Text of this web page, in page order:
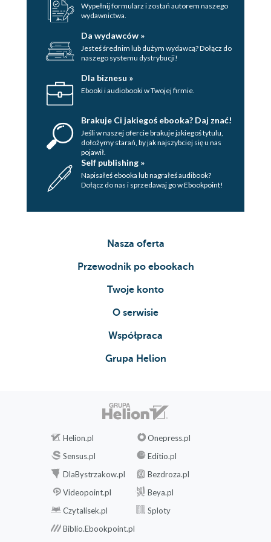
Przypadek 6 160Piśmiennictwo167Skorowidz
Wypełnij formularz i zostań autorem naszego
wydawnictwa.
Da wydawców »
Jesteś średnim lub dużym wydawcą? Dołącz do
naszego systemu dystrybucji!
Dla biznesu »
Ebooki i audiobooki w Twojej firmie.
Brakuje Ci jakiegoś ebooka? Daj znać!
Jeśli w naszej ofercie brakuje jakiegoś tytulu,
dołożymy starań, by jak najszybciej się u nas
pojawił.
Self publishing »
Napisałeś ebooka lub nagrałeś audibook?
Dołącz do nas i sprzedawaj go w Ebookpoint!
Nasza oferta
Przewodnik po ebookach
Twoje konto
O serwisie
Współpraca
Grupa Helion
Helion.pl
Onepress.pl
Sensus.pl
Editio.pl
DlaBystrzakow.pl
Bezdroza.pl
Videopoint.pl
Beya.pl
Czytalisek.pl
Sploty
Biblio.Ebookpoint.pl